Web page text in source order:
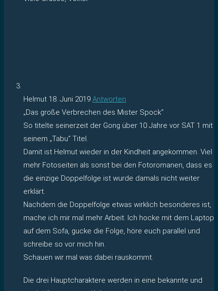
Helmut 18. Juni 2019 Antworten
„Das große Verbrechen des Mister Spock“
So titelte seinerzeit der Gong über 10 Jahre vor SAT 1 mit
seinem „Tabu“ Titel.
Damit ist Helmut wieder in der Kindheit angekommen. Viel
mehr Fotoseiten als sonst bei den Fotoromanen, dass es
die einzige Doppelfolge ist wurde damals nicht weiter
erklärt.
Nachdem die Doppelfolge etwas wirklich besonderes ist,
mache ich mir mal mehr Arbeit. Ich hocke mit dem Laptop
auf dem Sofa, gucke die Folge, höre euch parallel und
schreibe so vor mich hin.
Schauen wir mal was dabei rauskommt.
Die drei Hauptcharaktere werden in eine bekannte und